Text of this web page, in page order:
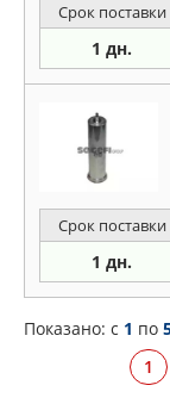
Срок поставки
1 дн.
Срок поставки
1 дн.
Показано: c 1 по
1